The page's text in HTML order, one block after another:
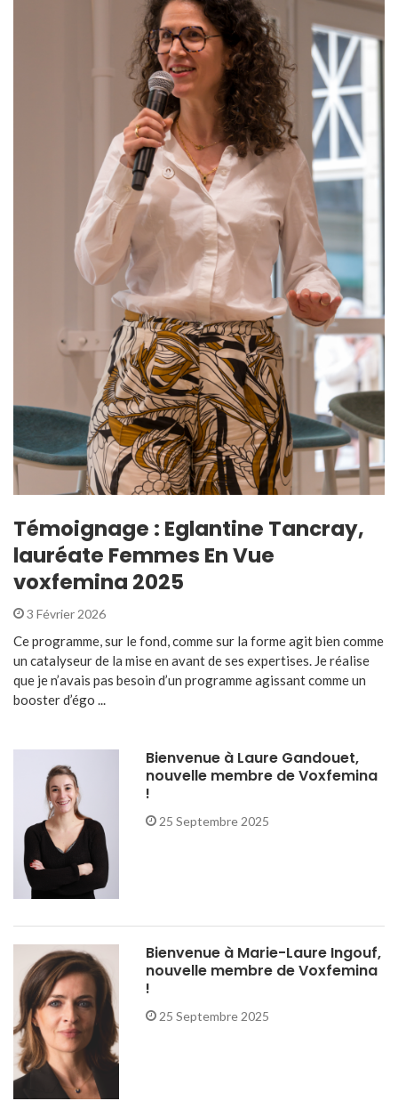
Témoignage : Eglantine Tancray,
lauréate Femmes En Vue
voxfemina 2025
3 Février 2026
Ce programme, sur le fond, comme sur la forme agit bien comme
un catalyseur de la mise en avant de ses expertises. Je réalise
que je n’avais pas besoin d’un programme agissant comme un
booster d’égo ...
Bienvenue à Laure Gandouet,
nouvelle membre de Voxfemina
!
25 Septembre 2025
Bienvenue à Marie-Laure Ingouf,
nouvelle membre de Voxfemina
!
25 Septembre 2025